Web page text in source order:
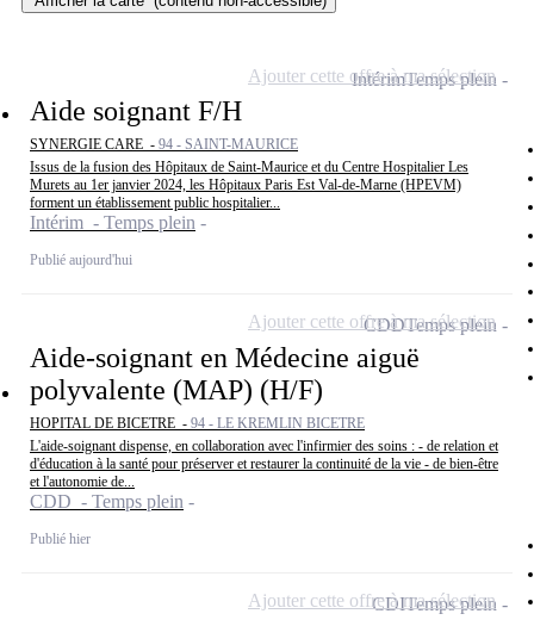
Aide soignant F/H
SYNERGIE CARE - 94 - SAINT-MAURICE
Issus de la fusion des Hôpitaux de Saint-Maurice et du Centre Hospitalier Les
Murets au 1er janvier 2024, les Hôpitaux Paris Est Val-de-Marne (HPEVM)
forment un établissement public hospitalier...
Intérim - Temps plein
Publié aujourd'hui
IntérimTemps plein
Ajouter cette offre à ma sélection
Aide-soignant en Médecine aiguë
polyvalente (MAP) (H/F)
HOPITAL DE BICETRE - 94 - LE KREMLIN BICETRE
L'aide-soignant dispense, en collaboration avec l'infirmier des soins : - de relation et
d'éducation à la santé pour préserver et restaurer la continuité de la vie - de bien-être
et l'autonomie de...
CDD - Temps plein
Publié hier
CDDTemps plein
Ajouter cette offre à ma sélection
CDITemps plein
Ajouter cette offre à ma sélection